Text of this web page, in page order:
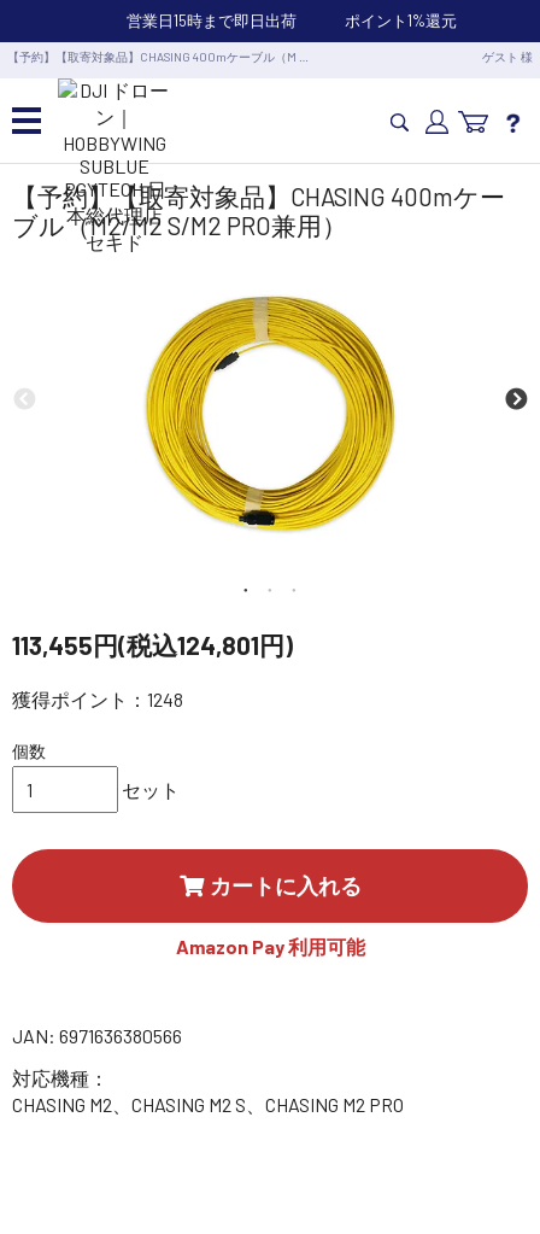
営業日15時まで即日出荷 ポイント1%還元
【予約】【取寄対象品】CHASING 400mケーブル（M … ゲスト 様
カメラドローン・生活家電
業務用ドローン・業務関連製品
水中ドローン(ROV)・水中スクーター
RC・ロボット部品
サポート・Q&A / 法人・学生のお客様
SEKIDO
【予約】【取寄対象品】CHASING 400mケー
ブル（M2/M2 S/M2 PRO兼用）
113,455円(税込124,801円)
獲得ポイント：1248
個数
セット
カートに入れる
Amazon Pay 利用可能
JAN: 6971636380566
対応機種：
CHASING M2、CHASING M2 S、CHASING M2 PRO